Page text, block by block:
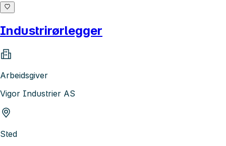
Industrirørlegger
Arbeidsgiver
Vigor Industrier AS
Sted